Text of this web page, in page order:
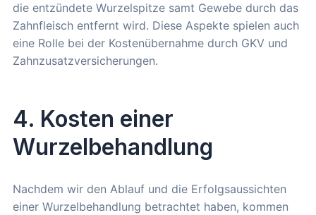
die entzündete Wurzelspitze samt Gewebe durch das
Zahnfleisch entfernt wird. Diese Aspekte spielen auch
eine Rolle bei der Kostenübernahme durch GKV und
Zahnzusatzversicherungen.
4. Kosten einer
Wurzelbehandlung
Nachdem wir den Ablauf und die Erfolgsaussichten
einer Wurzelbehandlung betrachtet haben, kommen